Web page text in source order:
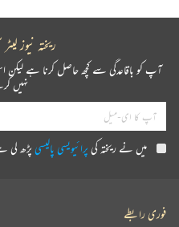
ریختہ نیوز
آپ کو باقاعدگی سے کچھ حاصل کرنا ہے
نہیں
میں نے ریختہ کیپرائیویسی پالیسیپڑھ لی
فوری رابطے